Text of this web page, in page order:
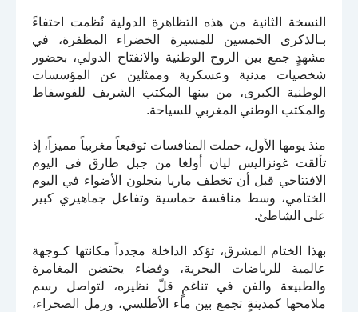
النسخة الثانية من هذه التظاهرة الدولية نُظمت احتفاءً
بـالذكرى الخمسين للمسيرة الخضراء المظفرة، في
مشهدٍ جمع بين الروح الوطنية والانفتاح الدولي، بحضور
شخصيات مدنية وعسكرية وممثلين عن المؤسسات
الوطنية الكبرى، من بينها المكتب الشريف للفوسفاط
والمكتب الوطني المغربي للسياحة.
منذ يومها الأول، حملت المنافسات توقيعاً مغربياً مميزاً، إذ
تألقت غونزاليس ليان أولغا من جبل طارق في اليوم
الافتتاحي قبل أن تخطف ماريا بنجلون الأضواء في اليوم
الختامي، وسط منافسة حماسية وتفاعل جماهيري كبير
على الشاطئ.
بهذا الختام المشرق، تؤكد الداخلة مجدداً مكانتها كـوجهة
عالمية للرياضات البحرية، وفضاء يحتضن المغامرة
والطبيعة والفن في تناغمٍ قلّ نظيره، لتواصل رسم
ملامحها كمدينةٍ تجمع بين ماء الأطلسي، ورمل الصحراء،